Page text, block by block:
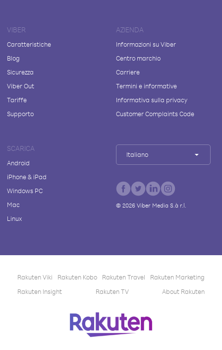
VIBER
Caratteristiche
Blog
Sicurezza
Viber Out
Tariffe
Supporto
AZIENDA
Informazioni su Viber
Centro marchio
Carriere
Termini e informative
Informativa sulla privacy
Customer Complaints Code
SCARICA
Android
iPhone & iPad
Windows PC
Mac
Linux
Italiano
© 2026Viber Media S.à r.l.
Rakuten Viki Rakuten Kobo Rakuten Travel
Rakuten Marketing
Rakuten Insight
Rakuten TV About Rakuten